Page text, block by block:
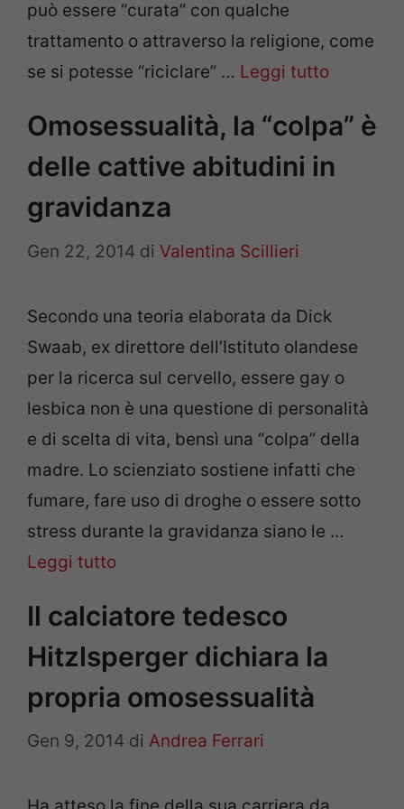
può essere “curata” con qualche
trattamento o attraverso la religione, come
se si potesse “riciclare” … Leggi tutto
Omosessualità, la “colpa” è
delle cattive abitudini in
gravidanza
Gen 22, 2014 di Valentina Scillieri
Secondo una teoria elaborata da Dick
Swaab, ex direttore dell’Istituto olandese
per la ricerca sul cervello, essere gay o
lesbica non è una questione di personalità
e di scelta di vita, bensì una “colpa” della
madre. Lo scienziato sostiene infatti che
fumare, fare uso di droghe o essere sotto
stress durante la gravidanza siano le …
Leggi tutto
Il calciatore tedesco
Hitzlsperger dichiara la
propria omosessualità
Gen 9, 2014 di Andrea Ferrari